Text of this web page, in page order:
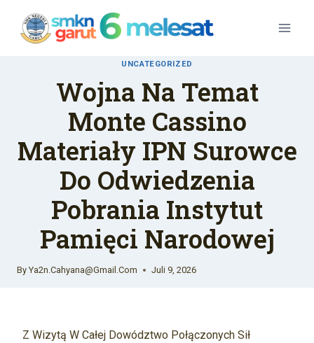
Content
UNCATEGORIZED
Wojna Na Temat
Monte Cassino
Materiały IPN Surowce
Do Odwiedzenia
Pobrania Instytut
Pamięci Narodowej
By Ya2n.cahyana@gmail.com Juli 9, 2026
Z Wizytą W Całej Dowództwo Połączonych Sił